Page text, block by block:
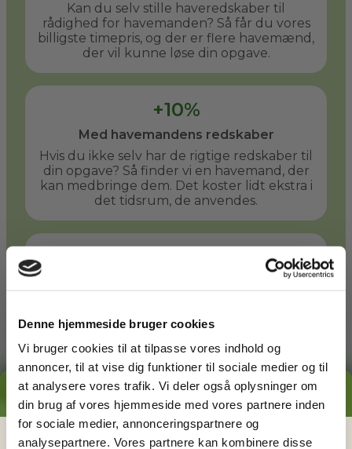
Denne hjemmeside bruger cookies
Vi bruger cookies til at tilpasse vores indhold og
annoncer, til at vise dig funktioner til sociale medier og til
at analysere vores trafik. Vi deler også oplysninger om
din brug af vores hjemmeside med vores partnere inden
for sociale medier, annonceringspartnere og
analysepartnere. Vores partnere kan kombinere disse
Kan du selv stille haveredskaber til
rådighed for havemanden? Så får du vores
billigste timepris, og der er flere havemænd,
der vil kunne løse din opgave.
+10%
Med havemandens redskaber
Hvis du ikke selv har de rigtige redskaber til
din opgave? Så finder vi en havemand, der
kan medbringe dem. Det koster lidt ekstra i
det tidsrum, de anvendes.
Med havemandens store redskaber
græsplæne kan f.eks. slås hurtigere med en
havetraktor. Du og din havemand kan
aftale at bruge denne takst, når det giver
mening.
Læs mere
GRATIS PRISESTIMAT
Hvad koster detegentligat få